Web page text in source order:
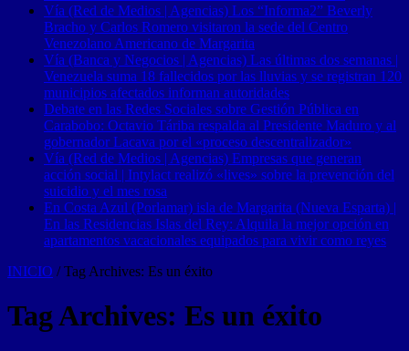
Vía (Red de Medios | Agencias) Los “Informa2” Beverly
Bracho y Carlos Romero visitaron la sede del Centro
Venezolano Americano de Margarita
Vía (Banca y Negocios | Agencias) Las últimas dos semanas |
Venezuela suma 18 fallecidos por las lluvias y se registran 120
municipios afectados informan autoridades
Debate en las Redes Sociales sobre Gestión Pública en
Carabobo: Octavio Táriba respalda al Presidente Maduro y al
gobernador Lacava por el «proceso descentralizador»
Vía (Red de Medios | Agencias) Empresas que generan
acción social | Intylact realizó «lives» sobre la prevención del
suicidio y el mes rosa
En Costa Azul (Porlamar) isla de Margarita (Nueva Esparta) |
En las Residencias Islas del Rey: Alquila la mejor opción en
apartamentos vacacionales equipados para vivir como reyes
INICIO / Tag Archives: Es un éxito
Tag Archives: Es un éxito